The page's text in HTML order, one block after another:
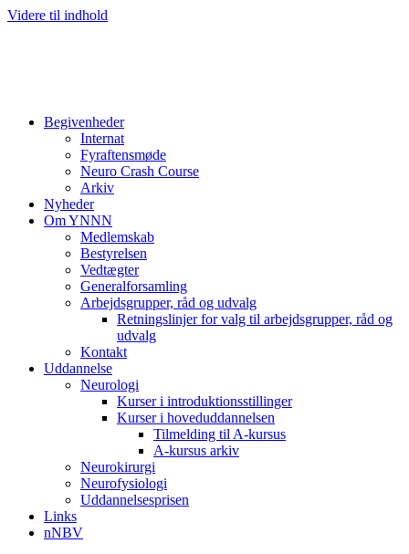
Videre til indhold
Begivenheder
Internat
Fyraftensmøde
Neuro Crash Course
Arkiv
Nyheder
Om YNNN
Medlemskab
Bestyrelsen
Vedtægter
Generalforsamling
Arbejdsgrupper, råd og udvalg
Retningslinjer for valg til arbejdsgrupper, råd og
udvalg
Kontakt
Uddannelse
Neurologi
Kurser i introduktionsstillinger
Kurser i hoveduddannelsen
Tilmelding til A-kursus
A-kursus arkiv
Neurokirurgi
Neurofysiologi
Uddannelsesprisen
Links
nNBV